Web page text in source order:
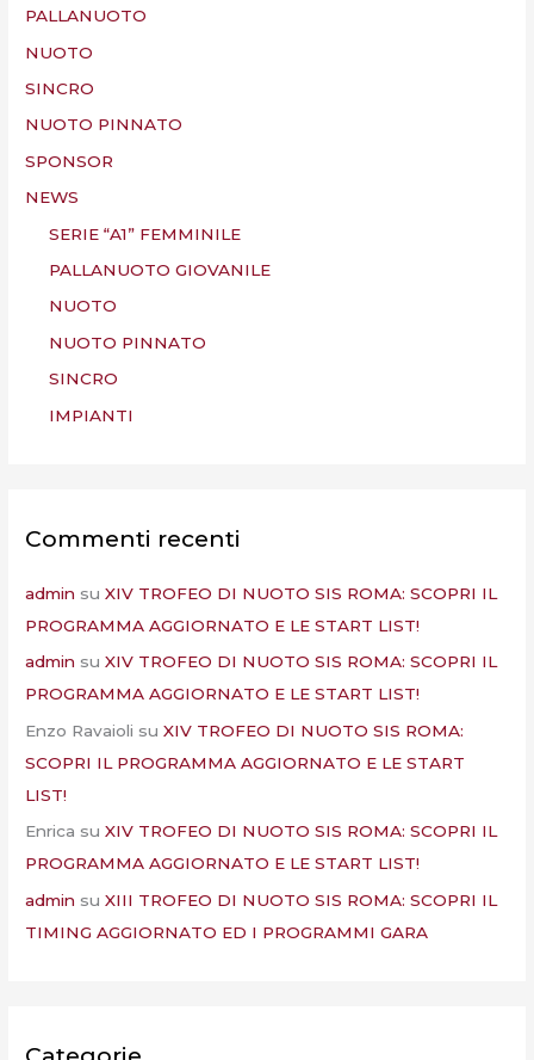
PALLANUOTO
NUOTO
SINCRO
NUOTO PINNATO
SPONSOR
NEWS
SERIE “A1” FEMMINILE
PALLANUOTO GIOVANILE
NUOTO
NUOTO PINNATO
SINCRO
IMPIANTI
Commenti recenti
admin suXIV TROFEO DI NUOTO SIS ROMA: SCOPRI IL
PROGRAMMA AGGIORNATO E LE START LIST!
admin suXIV TROFEO DI NUOTO SIS ROMA: SCOPRI IL
PROGRAMMA AGGIORNATO E LE START LIST!
Enzo Ravaioli suXIV TROFEO DI NUOTO SIS ROMA:
SCOPRI IL PROGRAMMA AGGIORNATO E LE START
LIST!
Enrica suXIV TROFEO DI NUOTO SIS ROMA: SCOPRI IL
PROGRAMMA AGGIORNATO E LE START LIST!
admin suXIII TROFEO DI NUOTO SIS ROMA: SCOPRI IL
TIMING AGGIORNATO ED I PROGRAMMI GARA